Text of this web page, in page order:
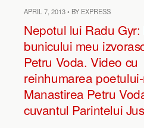
APRIL 7, 2013 • BY EXPRESS
Nepotul lui Radu
bunicului meu
Petru Voda. Video cu
reinhumarea
Manastirea Petru
cuvantul Parintelui